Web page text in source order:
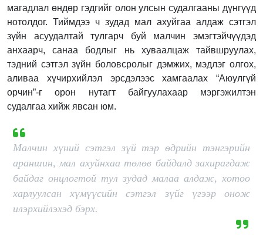
магадлал өндөр гэдгийг олон улсын судалгааны дүнгүүд
нотолдог. Тиймдээ ч зудад мал ахуйгаа алдаж сэтгэл
зүйн асуудалтай тулгарч буй малчин эмэгтэйчүүдэд
анхаарч, санаа бодлыг нь хуваалцаж тайвшруулах,
тэдний сэтгэл зүйн боловсролыг дэмжих, мэдлэг олгох,
аливаа хүчирхийлэл эрсдэлээс хамгаалах “Аюулгүй
орчин”-г орон нутагт байгуулахаар мэргэжилтэн
судалгаа хийж явсан юм.
Малчин хүний сэтгэл зүй тэр өдрийн тэнгэрийн
араншин, мал ахуйнхаа төлөв байдалд захирагдаж
байдаг онцлогтой тул зудад малаа алдаж, хотоо
харлуулсан хүмүүсийн сэтгэл зүйг үгээр онож
илэрхийлэхэд бэрх.